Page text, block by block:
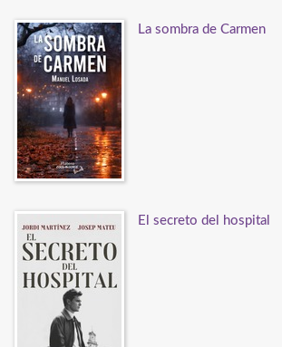
La sombra de Carmen
El secreto del hospital